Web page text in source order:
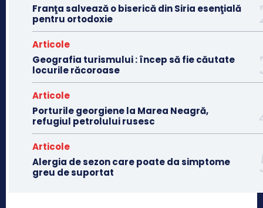
Franţa salvează o biserică din Siria esenţială
pentru ortodoxie
Articole
Geografia turismului : încep să fie căutate
locurile răcoroase
Articole
Porturile georgiene la Marea Neagră,
refugiul petrolului rusesc
Articole
Alergia de sezon care poate da simptome
greu de suportat